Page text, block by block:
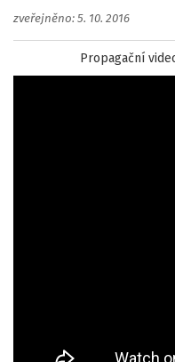
zveřejněno: 5. 10. 2016
Propagační